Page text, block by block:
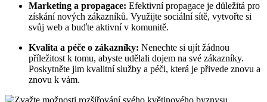
Marketing a propagace: Efektivní propagace je důležitá pro
získání nových zákazníků. Využijte sociální sítě, vytvořte si
svůj web a buďte aktivní v komunitě.
Kvalita a péče o zákazníky: Nenechte si ujít žádnou
příležitost k tomu, abyste udělali dojem na své zákazníky.
Poskytněte jim kvalitní služby a péči, která je přivede znovu a
znovu k vám.